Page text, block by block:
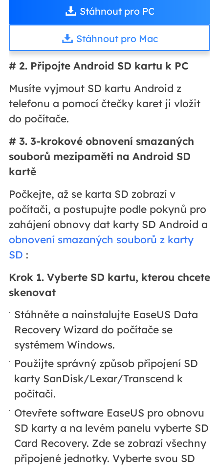
Stáhnout pro PC
Stáhnout pro Mac
# 2. Připojte Android SD kartu k PC
Musíte vyjmout SD kartu Android z
telefonu a pomocí čtečky karet ji vložit
do počítače.
# 3. 3-krokové obnovení smazaných
souborů mezipaměti na Android SD
kartě
Počkejte, až se karta SD zobrazí v
počítači, a postupujte podle pokynů pro
zahájení obnovy dat karty SD Android a
obnovení smazaných souborů z karty
SD :
Krok 1. Vyberte SD kartu, kterou chcete
skenovat
Stáhněte a nainstalujte EaseUS Data
Recovery Wizard do počítače se
systémem Windows.
Použijte správný způsob připojení SD
karty SanDisk/Lexar/Transcend k
počítači.
Otevřete software EaseUS pro obnovu
SD karty a na levém panelu vyberte SD
Card Recovery. Zde se zobrazí všechny
připojené jednotky. Vyberte svou SD